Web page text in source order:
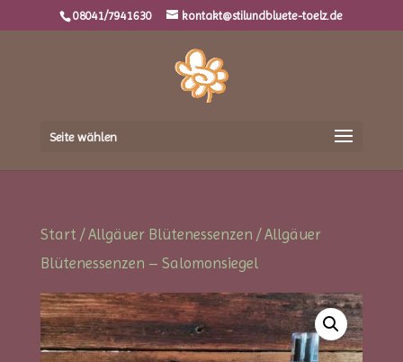
08041/7941630 kontakt@stilundbluete-toelz.de
Seite wählen
Start /Allgäuer Blütenessenzen / Allgäuer
Blütenessenzen – Salomonsiegel